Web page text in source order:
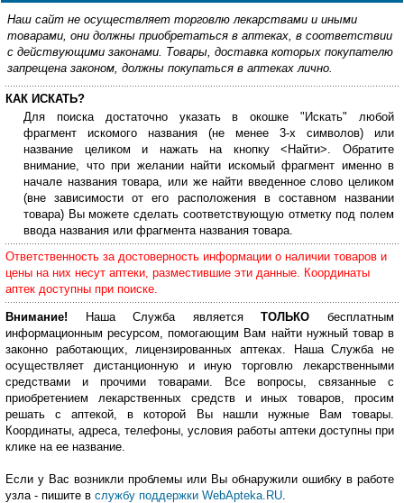
Наш сайт не осуществляет торговлю лекарствами и иными
товарами, они должны приобретаться в аптеках, в соответствии
с действующими законами. Товары, доставка которых покупателю
запрещена законом, должны покупаться в аптеках лично.
КАК ИСКАТЬ?
Для поиска достаточно указать в окошке "Искать" любой
фрагмент искомого названия (не менее 3-х символов) или
название целиком и нажать на кнопку <Найти>. Обратите
внимание, что при желании найти искомый фрагмент именно в
начале названия товара, или же найти введенное слово целиком
(вне зависимости от его расположения в составном названии
товара) Вы можете сделать соответствующую отметку под полем
ввода названия или фрагмента названия товара.
Ответственность за достоверность информации о наличии товаров и
цены на них несут аптеки, разместившие эти данные. Координаты
аптек доступны при поиске.
Внимание! Наша Служба являетсяТОЛЬКО бесплатным
информационным ресурсом, помогающим Вам найти нужный товар в
законно работающих, лицензированных аптеках. Наша Служба не
осуществляет дистанционную и иную торговлю лекарственными
средствами и прочими товарами. Все вопросы, связанные с
приобретением лекарственных средств и иных товаров, просим
решать с аптекой, в которой Вы нашли нужные Вам товары.
Координаты, адреса, телефоны, условия работы аптеки доступны при
клике на ее название.
Если у Вас возникли проблемы или Вы обнаружили ошибку в работе
узла - пишите в службу поддержки WebApteka.RU